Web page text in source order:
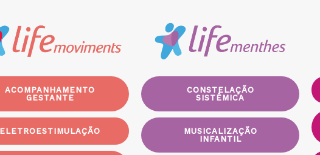
ACOMPANHAMENTO
GESTANTE
ELETROESTIMULAÇÃO
CONSTELAÇÃO
SISTÊMICA
MUSICALIZAÇÃO
INFANTIL